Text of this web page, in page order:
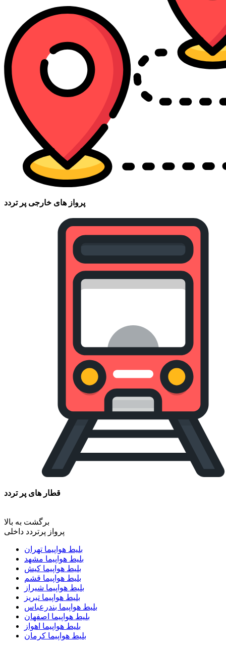
پرواز های خارجی پر تردد
قطار های پر تردد
پرواز پرتردد داخلی
بلیط هواپیما تهران
بلیط هواپیما مشهد
بلیط هواپیما کیش
بلیط هواپیما قشم
بلیط هواپیما شیراز
بلیط هواپیما تبریز
بلیط هواپیما بندرعباس
بلیط هواپیما اصفهان
بلیط هواپیما اهواز
بلیط هواپیما کرمان